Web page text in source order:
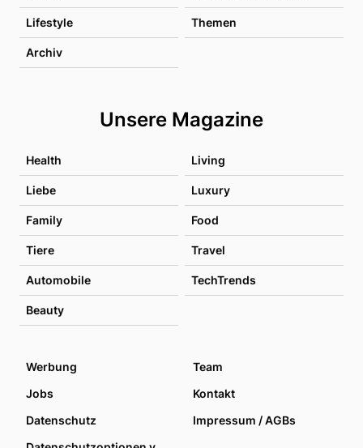
Lifestyle Themen
Archiv
Unsere Magazine
Health Living
Liebe Luxury
Family Food
Tiere Travel
Automobile TechTrends
Beauty
Werbung
Team
Jobs
Kontakt
Datenschutz
Impressum / AGBs